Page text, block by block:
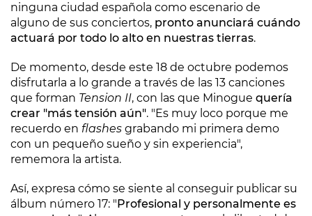
ninguna ciudad española como escenario de
alguno de sus conciertos, pronto anunciará cuándo
actuará por todo lo alto en nuestras tierras.
De momento, desde este 18 de octubre podemos
disfrutarla a lo grande a través de las 13 canciones
que forman Tension II, con las que Minogue quería
crear "más tensión aún". "Es muy loco porque me
recuerdo en flashes grabando mi primera demo
con un pequeño sueño y sin experiencia",
rememora la artista.
Así, expresa cómo se siente al conseguir publicar su
álbum número 17: "Profesional y personalmente es